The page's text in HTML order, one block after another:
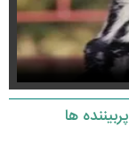
پربیننده ها